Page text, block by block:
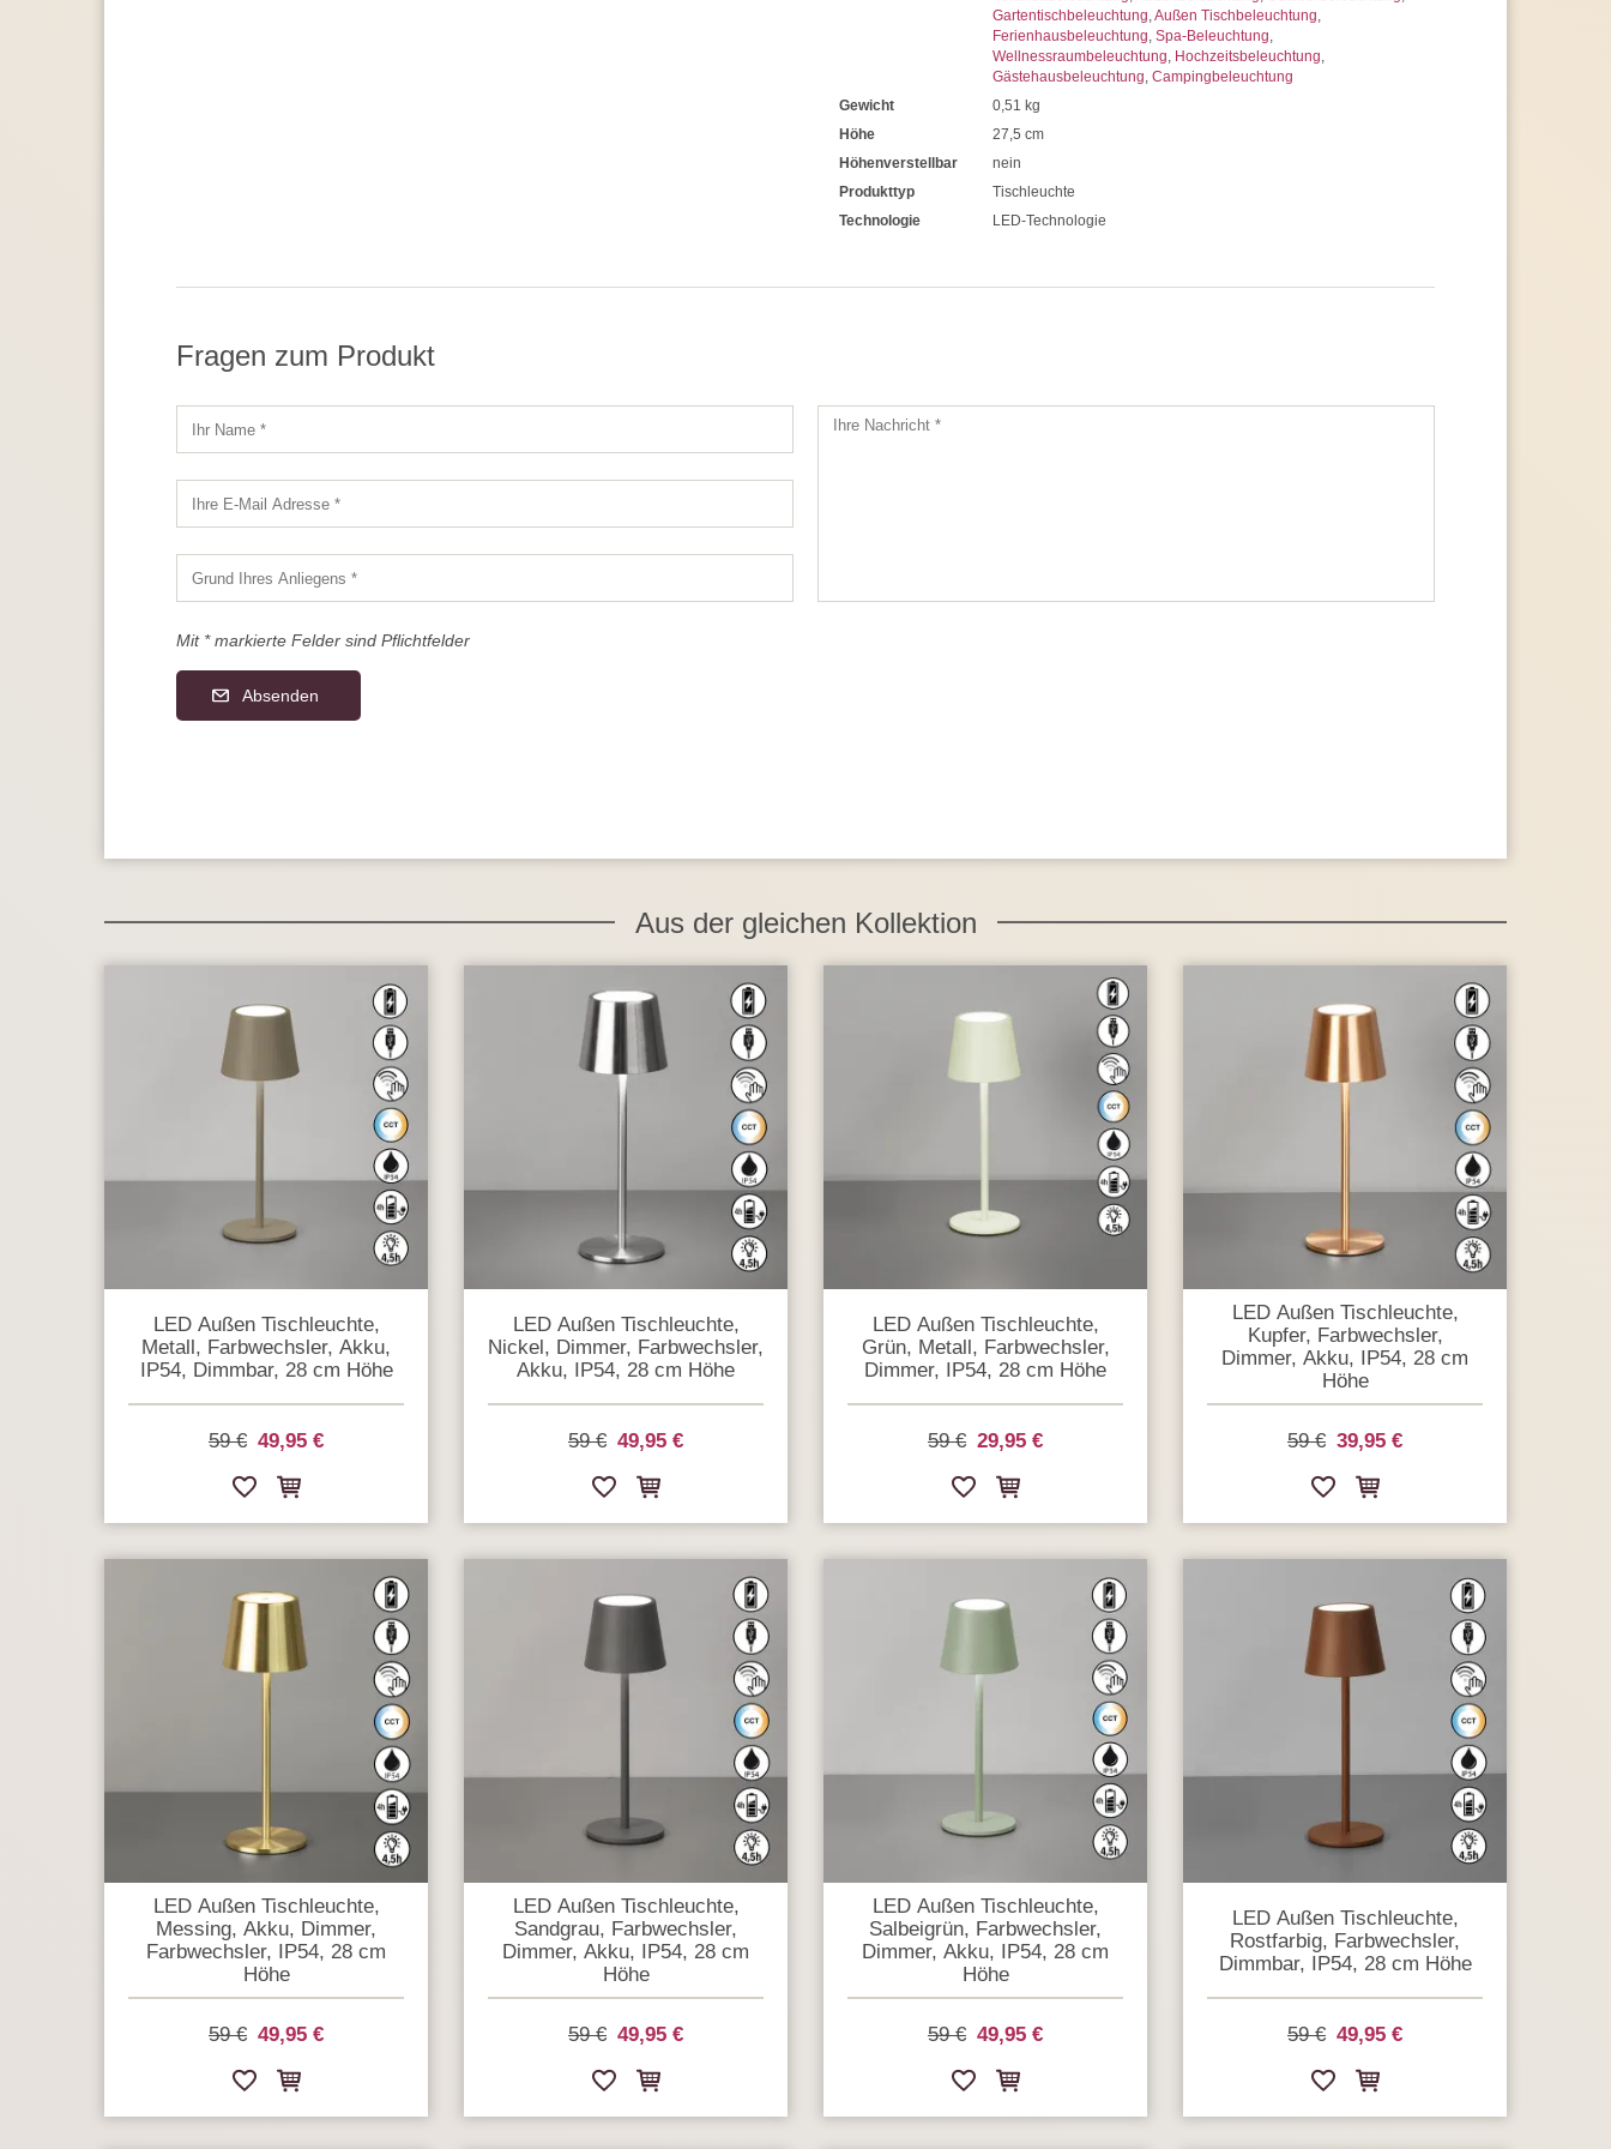
Gartentischbeleuchtung,Außen Tischbeleuchtung,
Ferienhausbeleuchtung, Spa-Beleuchtung,
Wellnessraumbeleuchtung, Hochzeitsbeleuchtung,
Gästehausbeleuchtung, Campingbeleuchtung
Gewicht
0,51 kg
Höhe
27,5 cm
Höhenverstellbar
nein
Produkttyp
Tischleuchte
Technologie
LED-Technologie
Fragen zum Produkt
Mit * markierte Felder sind Pflichtfelder
Absenden
Aus der gleichen Kollektion
LED Außen Tischleuchte,
Metall, Farbwechsler, Akku,
IP54, Dimmbar, 28 cm Höhe
59 € 49,95 €
LED Außen Tischleuchte,
Nickel, Dimmer, Farbwechsler,
Akku, IP54, 28 cm Höhe
59 € 49,95 €
LED Außen Tischleuchte,
Grün, Metall, Farbwechsler,
Dimmer, IP54, 28 cm Höhe
59 € 29,95 €
LED Außen Tischleuchte,
Kupfer, Farbwechsler,
Dimmer, Akku, IP54, 28 cm
Höhe
59 € 39,95 €
LED Außen Tischleuchte,
Messing, Akku, Dimmer,
Farbwechsler, IP54, 28 cm
Höhe
59 € 49,95 €
LED Außen Tischleuchte,
Sandgrau, Farbwechsler,
Dimmer, Akku, IP54, 28 cm
Höhe
59 € 49,95 €
LED Außen Tischleuchte,
Salbeigrün, Farbwechsler,
Dimmer, Akku, IP54, 28 cm
Höhe
59 € 49,95 €
LED Außen Tischleuchte,
Rostfarbig, Farbwechsler,
Dimmbar, IP54, 28 cm Höhe
59 € 49,95 €